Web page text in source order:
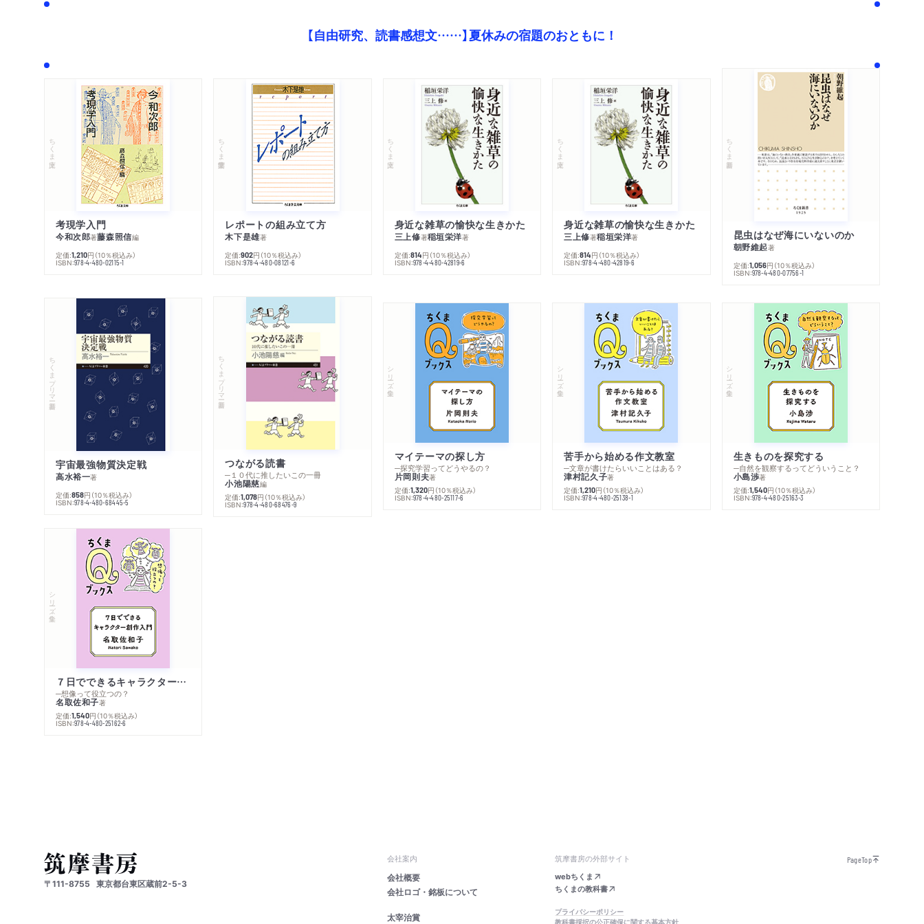
【自由研究、読書感想文……】夏休みの宿題のおともに！
ちくま文庫
考現学入門
今和次郎著藤森照信編
定価:1,210円 （10％税込み）
ISBN:978-4-480-02115-1
ちくま学芸文庫
レポートの組み立て方
木下是雄著
定価:902円 （10％税込み）
ISBN:978-4-480-08121-6
ちくま文庫
身近な雑草の愉快な生きかた
三上修著稲垣栄洋著
定価:814円 （10％税込み）
ISBN:978-4-480-42819-6
ちくま文庫
身近な雑草の愉快な生きかた
三上修著稲垣栄洋著
定価:814円 （10％税込み）
ISBN:978-4-480-42819-6
ちくま新書
昆虫はなぜ海にいないのか
朝野維起著
定価:1,056円 （10％税込み）
ISBN:978-4-480-07756-1
ちくまプリマー新書
宇宙最強物質決定戦
高水裕一著
定価:858円 （10％税込み）
ISBN:978-4-480-68445-5
ちくまプリマー新書
つながる読書
─１０代に推したいこの一冊
小池陽慈編
定価:1,078円 （10％税込み）
ISBN:978-4-480-68476-9
シリーズ・全集
マイテーマの探し方
─探究学習ってどうやるの？
片岡則夫著
定価:1,320円 （10％税込み）
ISBN:978-4-480-25117-6
シリーズ・全集
苦手から始める作文教室
─文章が書けたらいいことはある？
津村記久子著
定価:1,210円 （10％税込み）
ISBN:978-4-480-25138-1
シリーズ・全集
生きものを探究する
─自然を観察するってどういうこと？
小島渉著
定価:1,540円 （10％税込み）
ISBN:978-4-480-25163-3
シリーズ・全集
７日でできるキャラクター創作入門
─想像って役立つの？
名取佐和子著
定価:1,540円 （10％税込み）
ISBN:978-4-480-25162-6
〒111-8755 東京都台東区蔵前2-5-3
会社案内
会社概要
会社ロゴ・銘板について
太宰治賞
筑摩書房の外部サイト
webちくま
ちくまの教科書
プライバシーポリシー
教科書採択の公正確保に関する基本方針
PageTop